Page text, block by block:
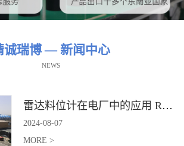
诚瑞博 — 新闻中心
NEWS
雷达料位计在电厂中的应用 RBRDZB-71-6-C
2024-08-07
MORE >